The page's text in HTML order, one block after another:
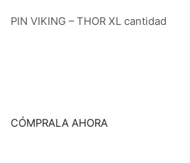
PIN VIKING – THOR XL cantidad
CÓMPRALA AHORA